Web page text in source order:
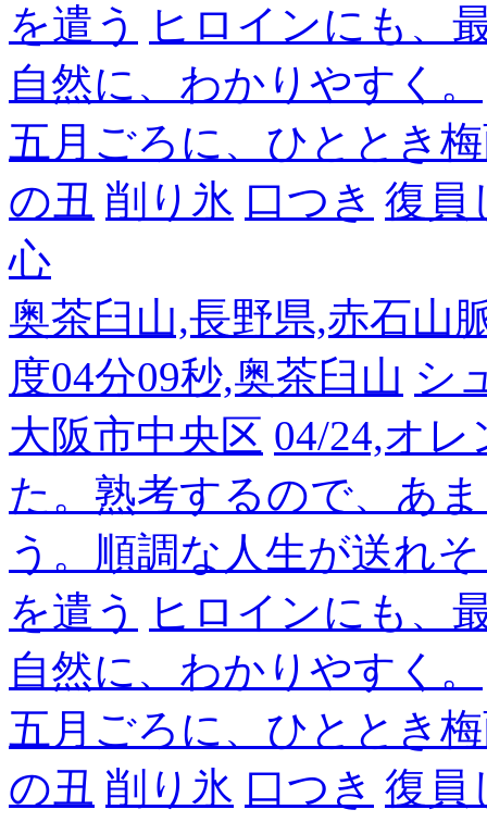
を遣う
ヒロインにも、
自然に、わかりやすく。
五月ごろに、ひととき
の丑 削り氷 口つき 復員
心
奥茶臼山,長野県,赤石山
度04分09秒,奥茶臼山 シ
大阪市中央区 04/24,オ
た。熟考するので、あ
う。順調な人生が送れ
を遣う
ヒロインにも、
自然に、わかりやすく。
五月ごろに、ひととき
の丑 削り氷 口つき 復員